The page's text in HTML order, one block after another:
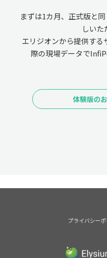
まずは1カ月、正式版と
しいた
エリジオンから提供す
際の現場データで
体験版の
プライバシー